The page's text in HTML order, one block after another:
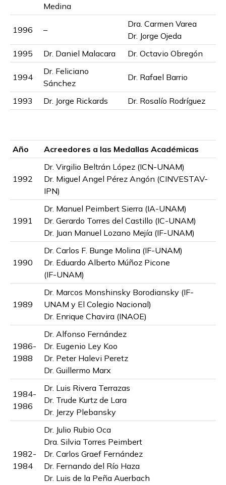
Medina
1996 –
Dra. Carmen Varea
Dr. Jorge Ojeda
1995
Dr. Daniel Malacara Dr. Octavio Obregón
1994
Dr. Feliciano
Sánchez
Dr. Rafael Barrio
1993 Dr. Jorge Rickards Dr. Rosalío Rodríguez
Año Acreedores a las Medallas Académicas
1992
Dr. Virgilio Beltrán López (ICN-UNAM)
Dr. Miguel Angel Pérez Angón (CINVESTAV-
IPN)
1991
Dr. Manuel Peimbert Sierra (IA-UNAM)
Dr. Gerardo Torres del Castillo (IC-UNAM)
Dr. Juan Manuel Lozano Mejía (IF-UNAM)
1990
Dr. Carlos F. Bunge Molina (IF-UNAM)
Dr. Eduardo Alberto Múñoz Picone
(IF-UNAM)
1989
Dr. Marcos Monshinsky Borodiansky (IF-
UNAM y El Colegio Nacional)
Dr. Enrique Chavira (INAOE)
1986-
1988
Dr. Alfonso Fernández
Dr. Eugenio Ley Koo
Dr. Peter Halevi Peretz
Dr. Guillermo Marx
1984-
1986
Dr. Luis Rivera Terrazas
Dr. Trude Kurtz de Lara
Dr. Jerzy Plebansky
1982-
1984
Dr. Julio Rubio Oca
Dra. Silvia Torres Peimbert
Dr. Carlos Graef Fernández
Dr. Fernando del Río Haza
Dr. Luis de la Peña Auerbach